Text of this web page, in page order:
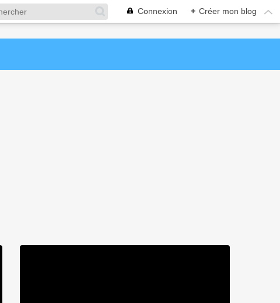
Connexion + Créer mon blog